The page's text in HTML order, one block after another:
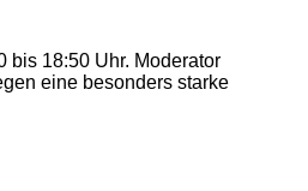
bis 18:50 Uhr. Moderator
eine besonders starke